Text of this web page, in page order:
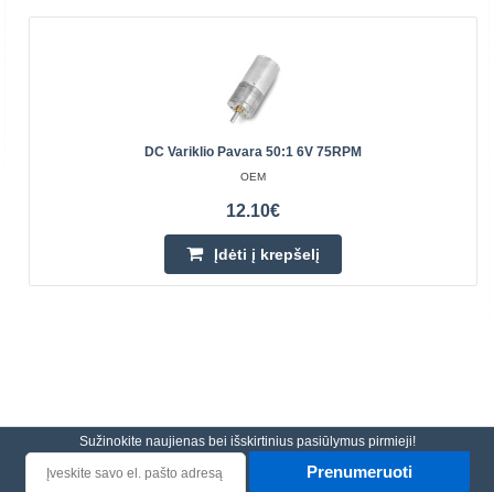
DC Variklio Pavara 50:1 6V 75RPM
OEM
12.10€
Įdėti į krepšelį
Sužinokite naujienas bei išskirtinius pasiūlymus pirmieji!
Prenumeruoti